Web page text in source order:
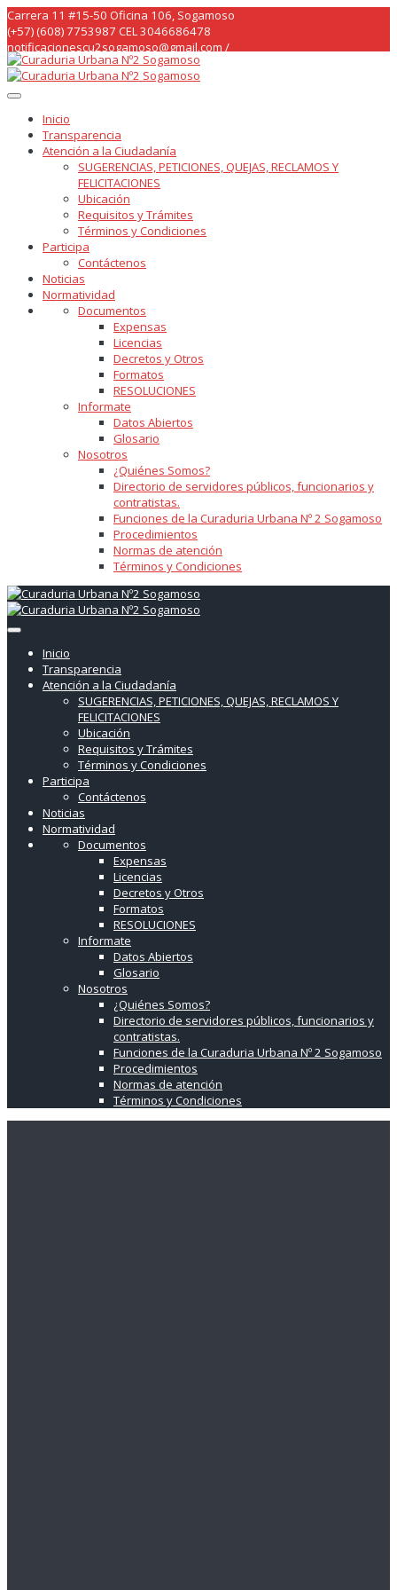
Skip
to
content
Carrera 11 #15-50 Oficina 106, Sogamoso
(+57) (608) 7753987 CEL 3046686478
notificacionescu2sogamoso@gmail.com /
curaduria2sogamoso@gmail.com /
Inicio
Transparencia
Atención a la Ciudadanía
SUGERENCIAS, PETICIONES, QUEJAS, RECLAMOS Y
FELICITACIONES
Ubicación
Requisitos y Trámites
Términos y Condiciones
Participa
Contáctenos
Noticias
Normatividad
Documentos
Expensas
Licencias
Decretos y Otros
Formatos
RESOLUCIONES
Informate
Datos Abiertos
Glosario
Nosotros
¿Quiénes Somos?
Directorio de servidores públicos, funcionarios y
contratistas.
Funciones de la Curaduria Urbana Nº 2 Sogamoso
Procedimientos
Normas de atención
Términos y Condiciones
Inicio
Transparencia
Atención a la Ciudadanía
SUGERENCIAS, PETICIONES, QUEJAS, RECLAMOS Y
FELICITACIONES
Ubicación
Requisitos y Trámites
Términos y Condiciones
Participa
Contáctenos
Noticias
Normatividad
Documentos
Expensas
Licencias
Decretos y Otros
Formatos
RESOLUCIONES
Informate
Datos Abiertos
Glosario
Nosotros
¿Quiénes Somos?
Directorio de servidores públicos, funcionarios y
contratistas.
Funciones de la Curaduria Urbana Nº 2 Sogamoso
Procedimientos
Normas de atención
Términos y Condiciones